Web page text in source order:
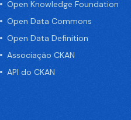
Open Knowledge Foundation
Open Data Commons
Open Data Definition
Associação CKAN
API do CKAN